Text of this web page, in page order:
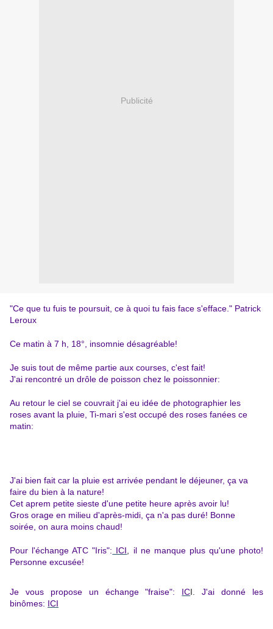
Publicité
"Ce que tu fuis te poursuit, ce à quoi tu fais face s'efface." Patrick
Leroux
Ce matin à 7 h, 18°, insomnie désagréable!
Je suis tout de même partie aux courses, c'est fait!
J'ai rencontré un drôle de poisson chez le poissonnier:
Au retour le ciel se couvrait j'ai eu idée de photographier les
roses avant la pluie, Ti-mari s'est occupé des roses fanées ce
matin:
J'ai bien fait car la pluie est arrivée pendant le déjeuner, ça va
faire du bien à la nature!
Cet aprem petite sieste d'une petite heure après avoir lu!
Gros orage en milieu d'après-midi, ça n'a pas duré! Bonne
soirée, on aura moins chaud!
Pour l'échange ATC "Iris": ICI
il ne manque plus qu'une photo!
Personne excusée!
Je vous propose un échange "fraise": ICI.J'ai donné les
binômes: ICI